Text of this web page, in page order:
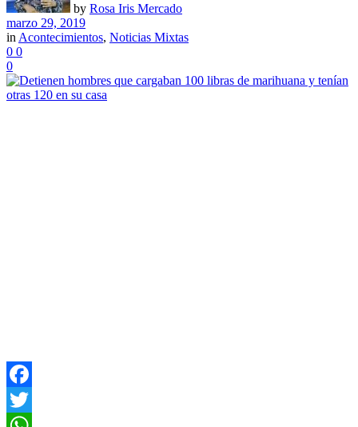
by Rosa Iris Mercado
marzo 29, 2019
in Acontecimientos, Noticias Mixtas
0 0
0
Facebook